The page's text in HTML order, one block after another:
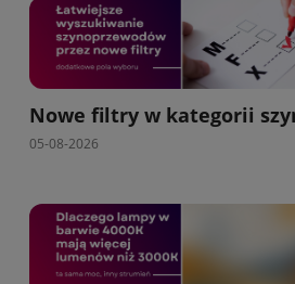
Nowe filtry w kategorii
05-08-2026